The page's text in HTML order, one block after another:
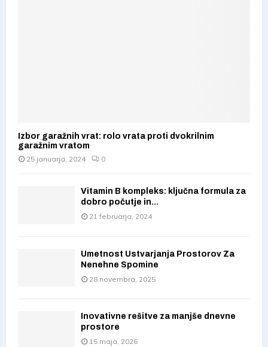
Izbor garažnih vrat: rolo vrata proti dvokrilnim
garažnim vratom
25 januarja, 2024
0
Vitamin B kompleks: ključna formula za
dobro počutje in...
21 februarja, 2024
Umetnost Ustvarjanja Prostorov Za
Nenehne Spomine
28 novembra, 2025
Inovativne rešitve za manjše dnevne
prostore
15 maja, 2026